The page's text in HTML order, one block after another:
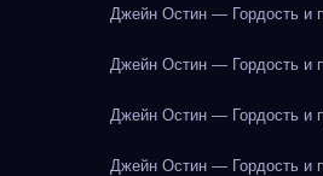
Джейн Остин — Гордость и
Джейн Остин — Гордость и
Джейн Остин — Гордость и
Джейн Остин — Гордость и